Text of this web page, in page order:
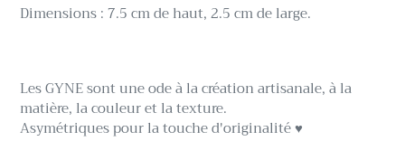
Dimensions : 7.5 cm de haut, 2.5 cm de large.
Les GYNE sont une ode à la création artisanale, à la
matière, la couleur et la texture.
Asymétriques pour la touche d'originalité ♥